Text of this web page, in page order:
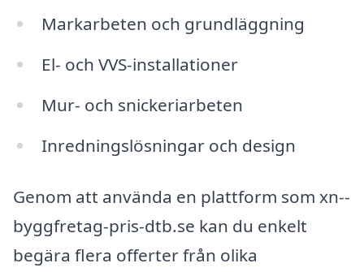
Markarbeten och grundläggning
El- och VVS-installationer
Mur- och snickeriarbeten
Inredningslösningar och design
Genom att använda en plattform som xn--
byggfretag-pris-dtb.se kan du enkelt
begära flera offerter från olika